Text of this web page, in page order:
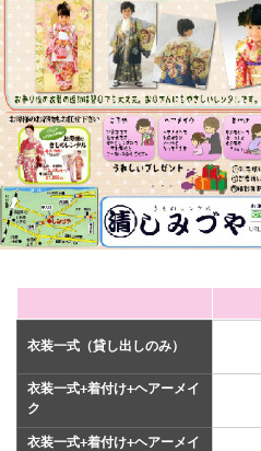
衣装一式（貸し出しのみ）
衣装一式+着付け+ヘアーメイ
ク
衣装一式+着付け+ヘアーメイ